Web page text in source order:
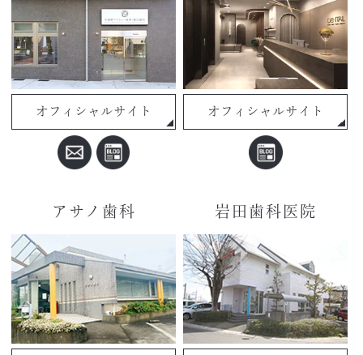
オフィシャルサイト オフィシャルサイト
アサノ歯科 岩田歯科医院